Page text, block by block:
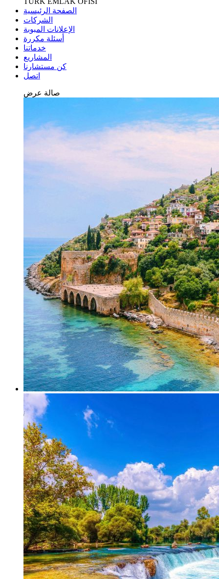
الصفحة الرئيسية
الشركات
الإعلانات المبوبة
أسئلة مكررة
خدماتنا
المشاريع
كن مستشارنا
اتصل
صالة عرض